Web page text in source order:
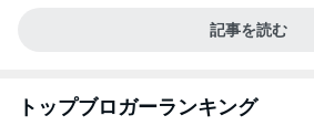
記事を読む
トップブロガーランキング